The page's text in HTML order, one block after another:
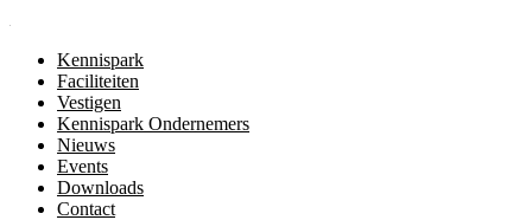
Kennispark
Faciliteiten
Vestigen
Kennispark Ondernemers
Nieuws
Events
Downloads
Contact